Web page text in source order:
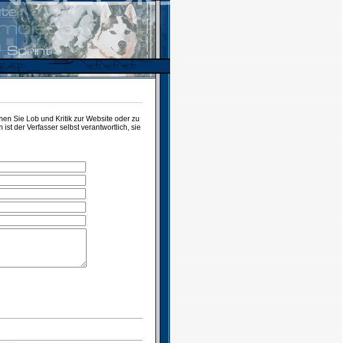
Sie Lob und Kritik zur Website oder zu
der Verfasser selbst verantwortlich, sie